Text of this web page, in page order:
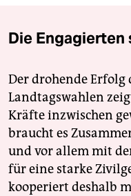
Die Engagierten
Der drohende Erfolg
Landtagswahlen
Kräfte inzwischen
braucht es
und vor allem mit
für eine starke
kooperiert deshalb